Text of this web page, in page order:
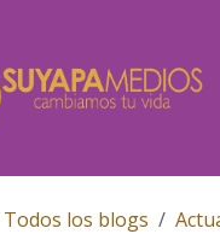
Todos los blogs